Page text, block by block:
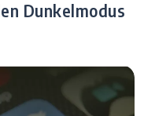
Dunkelmodus